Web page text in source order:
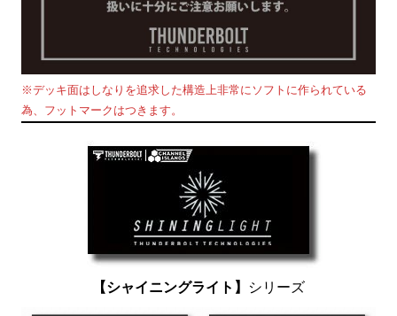
※デッキ面はしなりを追求した構造上非常にソフトに作られている
為、フットマークはつきます。
【シャイニングライト】 シリーズ